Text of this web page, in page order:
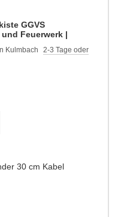
Feuerwerk |
2-3 Tage oder